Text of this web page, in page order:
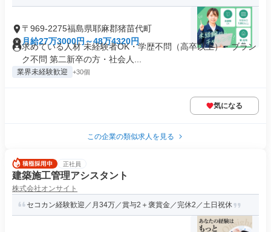
〒969-2275福島県耶麻郡猪苗代町
月給27万3000円～48万4320円
求めている人材 未経験者OK・学歴不問（高卒以上）・ブラン
ク不問 第二新卒の方・社会人...
業界未経験歓迎 +30個
気になる
この企業の類似求人を見る
正社員
建築施工管理アシスタント
株式会社オンサイト
セコカン経験歓迎／月34万／賞与2＋褒賞金／完休2／土日祝休